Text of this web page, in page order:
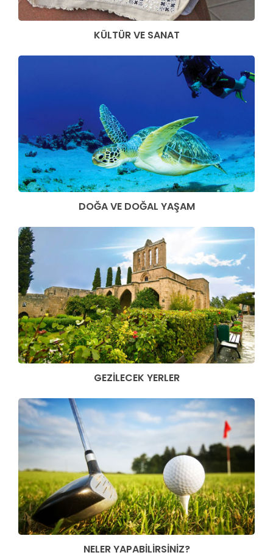
KÜLTÜR VE SANAT
DOĞA VE DOĞAL YAŞAM
GEZİLECEK YERLER
NELER YAPABİLİRSİNİZ?